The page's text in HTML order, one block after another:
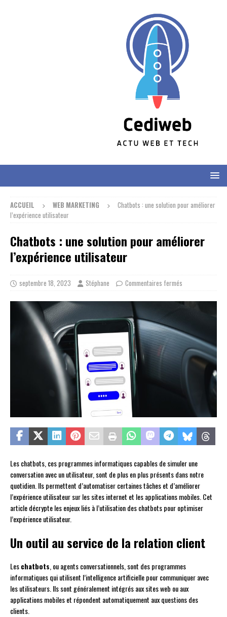
ACCUEIL WEB MARKETING
Chatbots : une solution pour améliorer
l’expérience utilisateur
Chatbots : une solution pour améliorer
l’expérience utilisateur
septembre 18, 2023 Stéphane Commentaires fermés
Les chatbots, ces programmes informatiques capables de simuler une
conversation avec un utilisateur, sont de plus en plus présents dans notre
quotidien. Ils permettent d’automatiser certaines tâches et d’améliorer
l’expérience utilisateur sur les sites internet et les applications mobiles. Cet
article décrypte les enjeux liés à l’utilisation des chatbots pour optimiser
l’expérience utilisateur.
Un outil au service de la relation client
Leschatbots , ou agents conversationnels, sont des programmes
informatiques qui utilisent l’intelligence artificielle pour communiquer avec
les utilisateurs. Ils sont généralement intégrés aux sites web ou aux
applications mobiles et répondent automatiquement aux questions des
clients.